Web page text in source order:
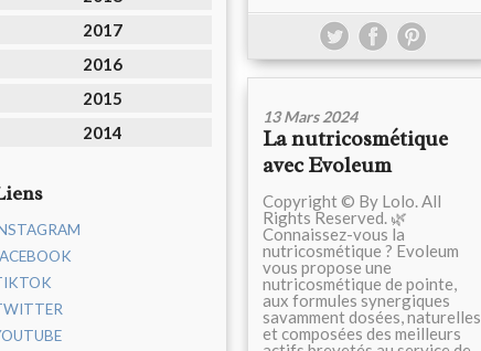
2017
2016
2015
2014
13 Mars 2024
La nutricosmétique
avec Evoleum
Copyright © By Lolo. All
Rights Reserved. 🌿
Connaissez-vous la
nutricosmétique ? Evoleum
vous propose une
nutricosmétique de pointe,
aux formules synergiques
savamment dosées, naturelles
et composées des meilleurs